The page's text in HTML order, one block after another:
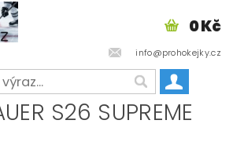
info@prohokejky.cz
0 Kč
S26 SUPREME